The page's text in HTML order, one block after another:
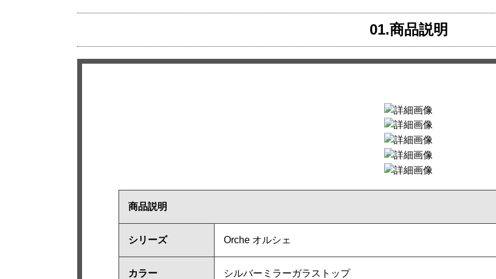
01.商品説明
商品説明
シリーズ Orche オルシェ
カラー シルバーミラーガラストップ